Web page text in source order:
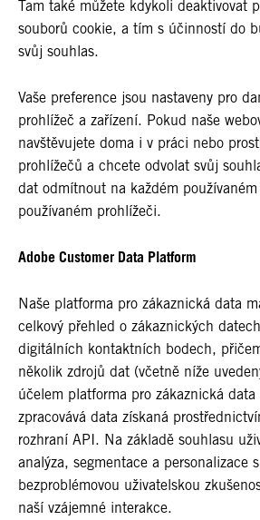
Tam také můžete kdykoli deaktivovat
souborů cookie, a tím s účinností do
svůj souhlas.
Vaše preference jsou nastaveny pro
prohlížeč a zařízení. Pokud naše
navštěvujete doma i v práci nebo
prohlížečů a chcete odvolat svůj
dat odmítnout na každém
používaném prohlížeči.
Adobe Customer Data Platform
Naše platforma pro zákaznická data
celkový přehled o zákaznických
digitálních kontaktních bodech,
několik zdrojů dat (včetně níže
účelem platforma pro zákaznická data
zpracovává data získaná
rozhraní API. Na základě souhlasu
analýza, segmentace a personalizace
bezproblémovou uživatelskou
naší vzájemné interakce.